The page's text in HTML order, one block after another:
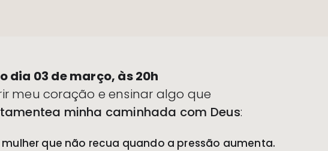
dia 03 de março, às 20h
meu coração e ensinar algo que
minha caminhada com Deus:
que não recua quando a pressão aumenta.